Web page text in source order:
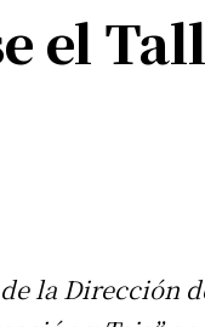
el
la Dirección